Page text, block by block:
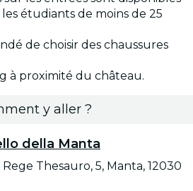
étudiants de moins de 25
de choisir des chaussures
à proximité du château.
y aller ?
della Manta
Rege Thesauro, 5, Manta, 12030